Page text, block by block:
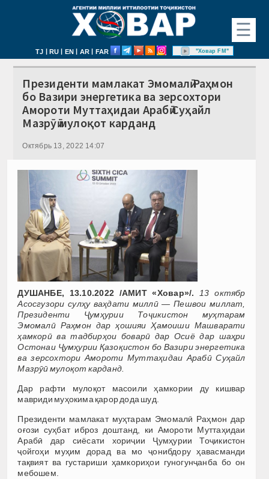
☰
TJ | RU | EN | AR | FAR "Ховар FM"
Президенти мамлакат Эмомалӣ Раҳмон
бо Вазири энергетика ва зерсохтори
Амороти Муттаҳидаи Арабӣ Суҳайл
Мазрӯӣ мулоқот карданд
Октябрь 13, 2022 14:07
ДУШАНБЕ, 13.10.2022 /АМИТ «Ховар»/.
13 октябр
Асосгузори сулҳу ваҳдати миллӣ — Пешвои миллат,
Президенти Ҷумҳурии Тоҷикистон муҳтарам
Эмомалӣ Раҳмон дар ҳошияи Ҳамоиши Машварати
ҳамкорӣ ва тадбирҳои боварӣ дар Осиё дар шаҳри
Остонаи Ҷумҳурии Қазоқистон бо Вазири энергетика
ва зерсохтори Амороти Муттаҳидаи Арабӣ Суҳайл
Мазрӯӣ мулоқот карданд.
Дар рафти мулоқот масоили ҳамкории ду кишвар
мавриди муҳокима қарор дода шуд.
Президенти мамлакат муҳтарам Эмомалӣ Раҳмон дар
оғози суҳбат иброз доштанд, ки Амороти Муттаҳидаи
Арабӣ дар сиёсати хориҷии Ҷумҳурии Тоҷикистон
ҷойгоҳи муҳим дорад ва мо ҷонибдору ҳавасманди
тақвият ва густариши ҳамкориҳои гуногунҷанба бо он
мебошем.